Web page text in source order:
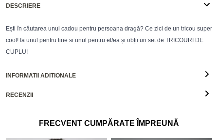
DESCRIERE
Ești în căutarea unui cadou pentru persoana dragă? Ce zici de un tricou super
cool! Ia unul pentru tine si unul pentru el/ea și obții un set de TRICOURI DE
CUPLU!
INFORMATII ADITIONALE
RECENZII
FRECVENT CUMPĂRATE ÎMPREUNĂ